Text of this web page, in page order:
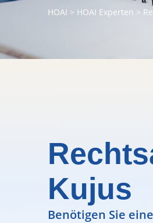
HOAI > HOAI Experten >
Kujus
Benötigen Sie